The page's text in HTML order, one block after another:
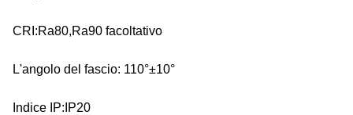
CRI:Ra80,Ra90 facoltativo
L'angolo del fascio: 110°±10°
Indice IP:IP20